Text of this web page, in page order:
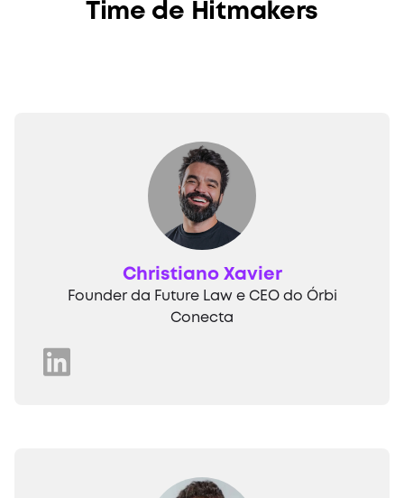
Time de Hitmakers
Christiano Xavier
Founder da Future Law e CEO do Órbi
Conecta